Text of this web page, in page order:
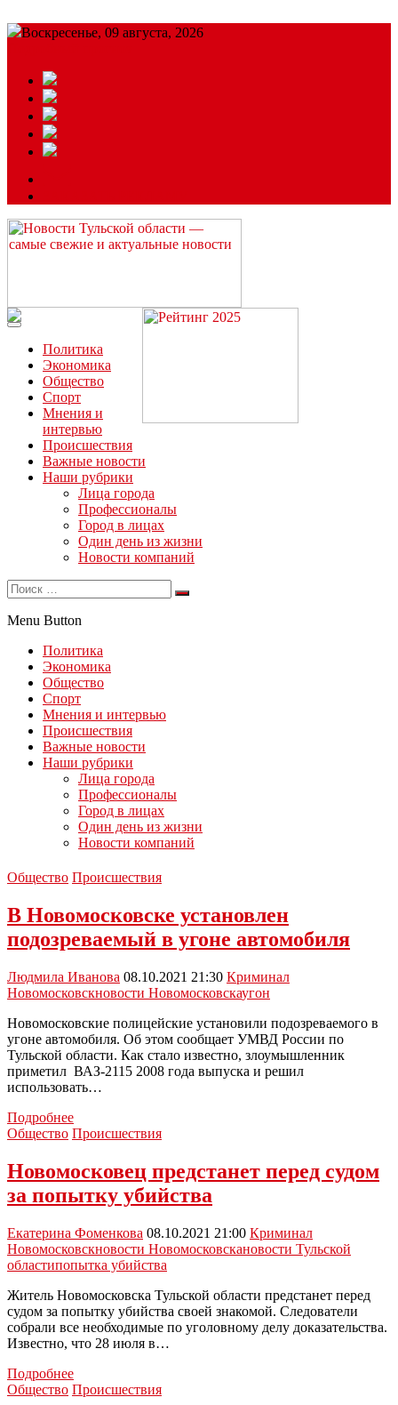
Воскресенье, 09 августа, 2026
Читайте последние новости дня в Тульской области на сайте
“ЗаНовомосковск”
Политика
Экономика
Общество
Спорт
Мнения и
интервью
Происшествия
Важные новости
Наши рубрики
Лица города
Профессионалы
Город в лицах
Один день из жизни
Новости компаний
Menu Button
Политика
Экономика
Общество
Спорт
Мнения и интервью
Происшествия
Важные новости
Наши рубрики
Лица города
Профессионалы
Город в лицах
Один день из жизни
Новости компаний
Общество Происшествия
В Новомосковске установлен
подозреваемый в угоне автомобиля
Людмила Иванова 08.10.2021 21:30 Криминал
Новомосковскновости Новомосковскаугон
Новомосковские полицейские установили подозреваемого в
угоне автомобиля. Об этом сообщает УМВД России по
Тульской области. Как стало известно, злоумышленник
приметил ВАЗ-2115 2008 года выпуска и решил
использовать…
ПодробнееВ
Новомосковске
в
угоне
Общество Происшествия
Новомосковец предстанет перед судом
за попытку убийства
Екатерина Фоменкова 08.10.2021 21:00 Криминал
Новомосковскновости Новомосковскановости Тульской
областипопытка убийства
Житель Новомосковска Тульской области предстанет перед
судом за попытку убийства своей знакомой. Следователи
собрали все необходимые по уголовному делу доказательства.
Известно, что 28 июля в…
ПодробнееНовомосковец
предстанет
Общество Происшествия